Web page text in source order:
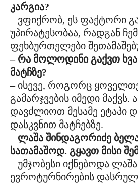
კარგია?
– ვფიქრობ, ეს ფაქტორი
უპირატესობაა, რადგან
ფეხბურთელები
– რა მოლოდინი გაქვთ
მატჩზე?
– ისევე, როგორც
გამარჯვების იმედი
დავძლიოთ მესამე ეტაპი
დასკვნით მატჩებზე.
–ლაშა შინდაგორიძე
სათამაშოდ. გყავთ მისი
– უმჯობესი იქნებოდა ლაშა
ევროტურნირების